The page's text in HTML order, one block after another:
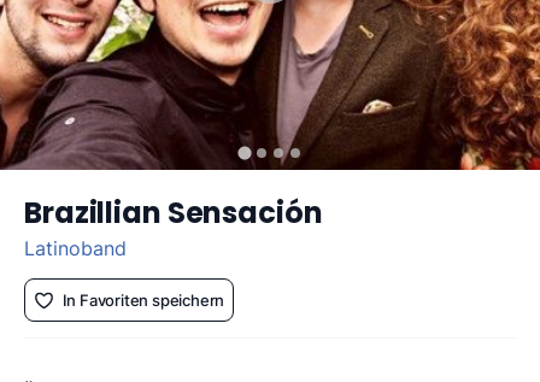
Brazillian Sensación
Latinoband
In Favoriten speichern